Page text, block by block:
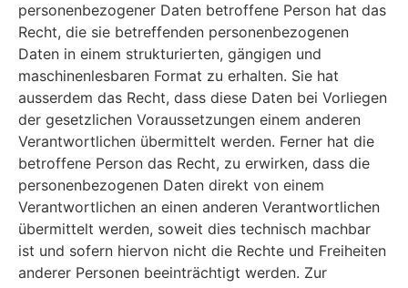
personenbezogener Daten betroffene Person hat das
Recht, die sie betreffenden personenbezogenen
Daten in einem strukturierten, gängigen und
maschinenlesbaren Format zu erhalten. Sie hat
ausserdem das Recht, dass diese Daten bei Vorliegen
der gesetzlichen Voraussetzungen einem anderen
Verantwortlichen übermittelt werden. Ferner hat die
betroffene Person das Recht, zu erwirken, dass die
personenbezogenen Daten direkt von einem
Verantwortlichen an einen anderen Verantwortlichen
übermittelt werden, soweit dies technisch machbar
ist und sofern hiervon nicht die Rechte und Freiheiten
anderer Personen beeinträchtigt werden. Zur